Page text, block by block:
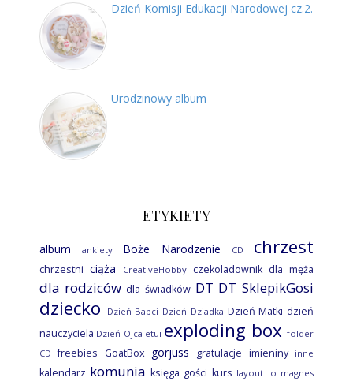
Dzień Komisji Edukacji Narodowej cz.2.
Urodzinowy album
ETYKIETY
album ankiety Boże Narodzenie CD chrzest
chrzestni ciąża CreativeHobby czekoladownik dla męża
dla rodziców dla świadków DT DT SklepikGosi
dziecko Dzień Babci Dzień Dziadka Dzień Matki dzień
nauczyciela Dzień Ojca etui exploding box folder
CD
freebies GoatBox gorjuss gratulacje imieniny inne
kalendarz komunia księga gości kurs layout lo magnes